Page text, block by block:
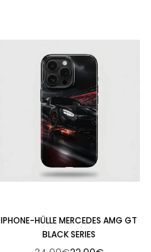
IPHONE-HÜLLE MERCEDES AMG GT
BLACK SERIES